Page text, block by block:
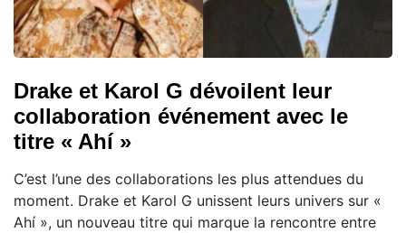
Drake et Karol G dévoilent leur
collaboration événement avec le
titre « Ahí »
C’est l’une des collaborations les plus attendues du
moment. Drake et Karol G unissent leurs univers sur «
Ahí », un nouveau titre qui marque la rencontre entre